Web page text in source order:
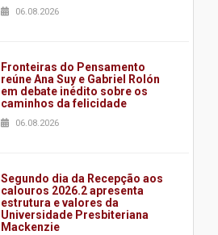
06.08.2026
Fronteiras do Pensamento
reúne Ana Suy e Gabriel Rolón
em debate inédito sobre os
caminhos da felicidade
06.08.2026
Segundo dia da Recepção aos
calouros 2026.2 apresenta
estrutura e valores da
Universidade Presbiteriana
Mackenzie